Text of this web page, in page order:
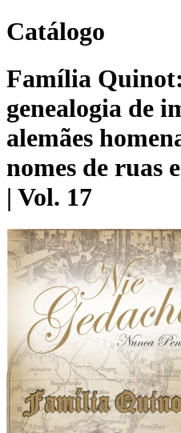
Catálogo
Família
genealogia de
alemães
nomes de ruas
| Vol. 17